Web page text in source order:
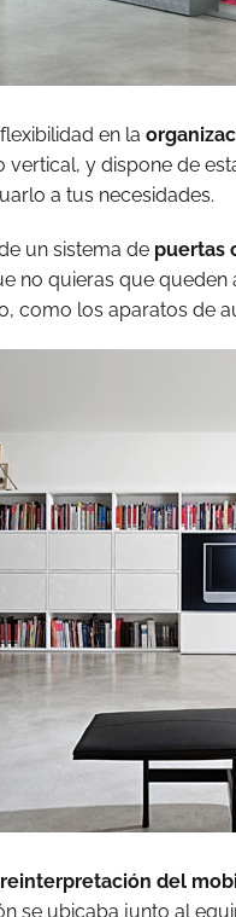
en la
vertical, y dispone de
a tus necesidades.
un sistema de puertas
no quieras que
como los aparatos de
del
se ubicaba junto al